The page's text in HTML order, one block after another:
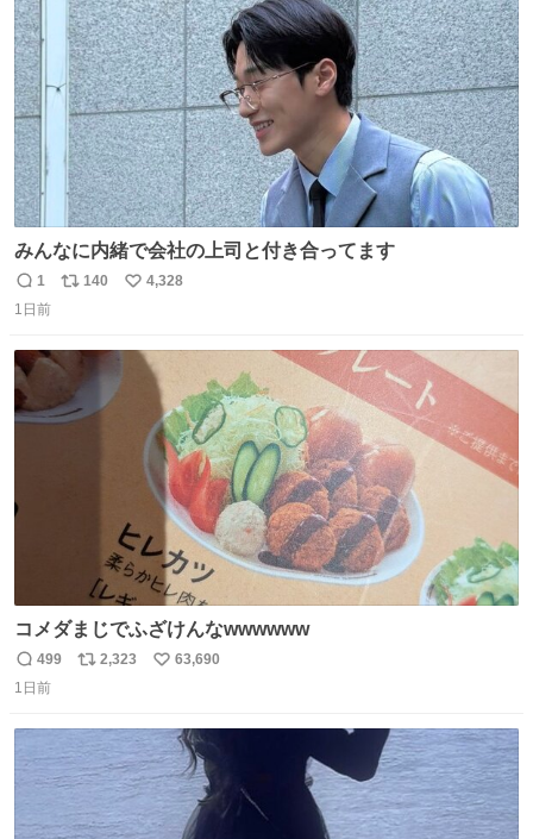
数
みんなに内緒で会社の上司と付き合ってます
返
信
1
リ
ト
数
140
い
4,328
1日前
コメダまじでふざけんなwwwwww
返
信
499
リ
ト
数
2,323
い
数
63,690
1日前